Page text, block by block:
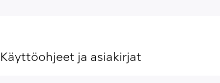
Käyttöohjeet ja asiakirjat